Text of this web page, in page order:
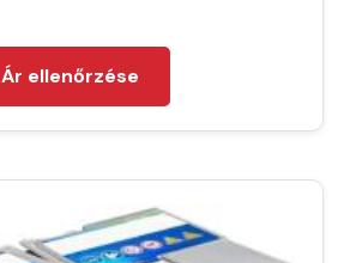
Ár ellenőrzése